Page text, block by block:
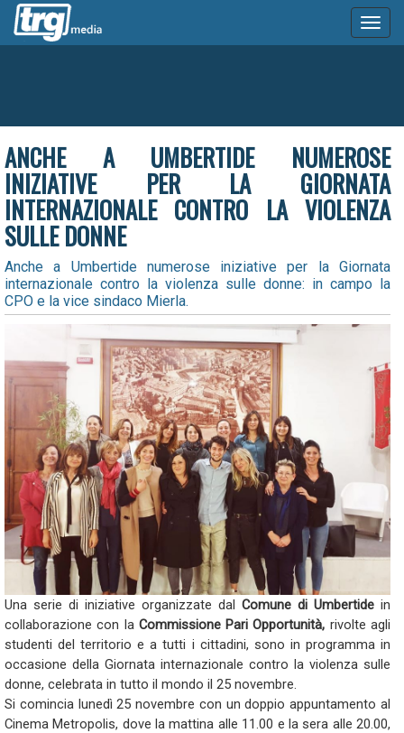
ANCHE A UMBERTIDE NUMEROSE
INIZIATIVE PER LA GIORNATA
INTERNAZIONALE CONTRO LA VIOLENZA
SULLE DONNE
Anche a Umbertide numerose iniziative per la Giornata
internazionale contro la violenza sulle donne: in campo la
CPO e la vice sindaco Mierla.
Una serie di iniziative organizzate dal Comune di Umbertide in
collaborazione con la Commissione Pari Opportunità, rivolte agli
studenti del territorio e a tutti i cittadini, sono in programma in
occasione della Giornata internazionale contro la violenza sulle
donne, celebrata in tutto il mondo il 25 novembre.
Si comincia lunedì 25 novembre con un doppio appuntamento al
Cinema Metropolis, dove la mattina alle 11.00 e la sera alle 20.00,